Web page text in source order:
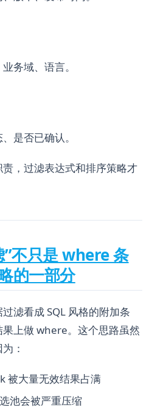
务域、语言。
是否已确认。
，过滤表达式和排序策略才
”不只是 where 条
的一部分
滤看成 SQL 风格的附加条
上做 where。这个思路虽然
：
被大量无效结果占满
池会被严重压缩